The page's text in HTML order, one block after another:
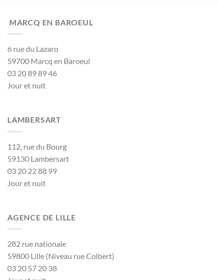
MARCQ EN BAROEUL
6 rue du Lazaro
59700 Marcq en Baroeul
03 20 89 89 46
Jour et nuit
LAMBERSART
112, rue du Bourg
59130 Lambersart
03 20 22 88 99
Jour et nuit
AGENCE DE LILLE
282 rue nationale
59800 Lille (Niveau rue Colbert)
03 20 57 20 38